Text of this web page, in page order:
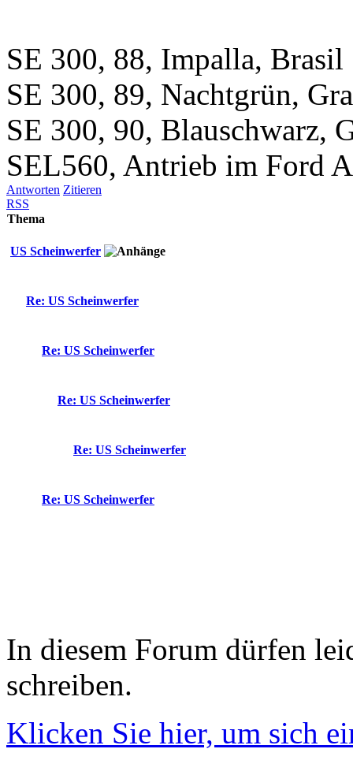
SE 300, 88, Impalla, Brasil
SE 300, 89, Nachtgrün,
SE 300, 90, Blauschwarz,
SEL560, Antrieb im Ford
Antworten Zitieren
RSS
Thema
US Scheinwerfer
Re: US Scheinwerfer
Re: US Scheinwerfer
Re: US Scheinwerfer
Re: US Scheinwerfer
Re: US Scheinwerfer
In diesem Forum dürfen
schreiben.
Klicken Sie hier, um sich